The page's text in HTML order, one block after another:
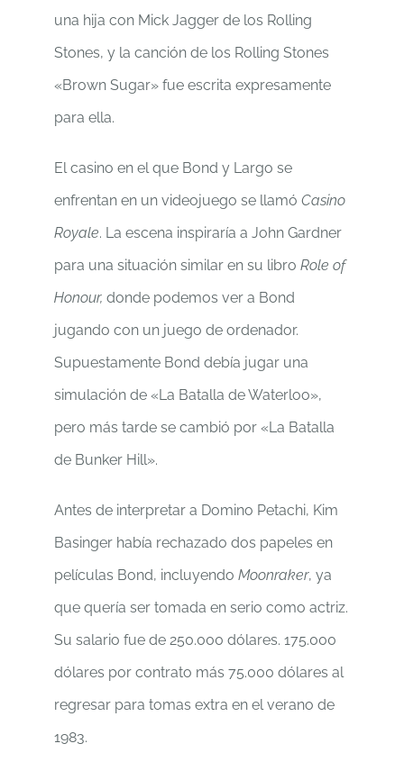
una hija con Mick Jagger de los Rolling
Stones, y la canción de los Rolling Stones
«Brown Sugar» fue escrita expresamente
para ella.
El casino en el que Bond y Largo se
enfrentan en un videojuego se llamó Casino
Royale. La escena inspiraría a John Gardner
para una situación similar en su libro Role of
Honour, donde podemos ver a Bond
jugando con un juego de ordenador.
Supuestamente Bond debía jugar una
simulación de «La Batalla de Waterloo»,
pero más tarde se cambió por «La Batalla
de Bunker Hill».
Antes de interpretar a Domino Petachi, Kim
Basinger había rechazado dos papeles en
películas Bond, incluyendo Moonraker, ya
que quería ser tomada en serio como actriz.
Su salario fue de 250.000 dólares. 175.000
dólares por contrato más 75.000 dólares al
regresar para tomas extra en el verano de
1983.